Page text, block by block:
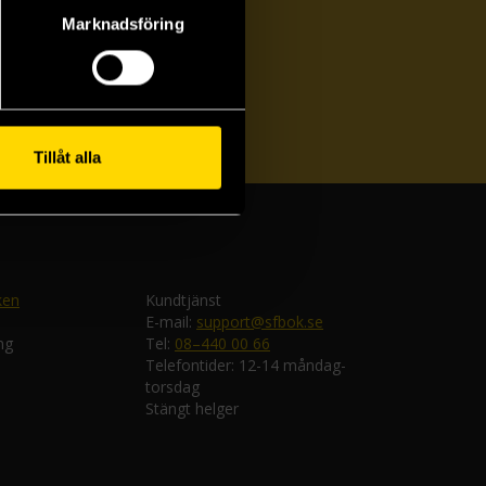
Marknadsföring
Tillåt alla
Kundtjänst
E-mail: support@sfbok.se
Tel: 08–440 00 66
Telefontider: 12-14 måndag-
torsdag
Stängt helger